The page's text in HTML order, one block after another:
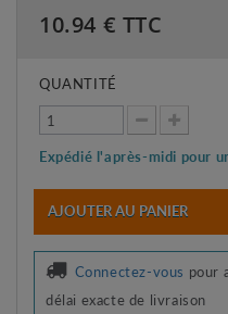
10.94 € TTC
QUANTITÉ
Expédié l'après-midi pour
AJOUTER AU PANIER
Connectez-vous pour
délai exacte de livraison